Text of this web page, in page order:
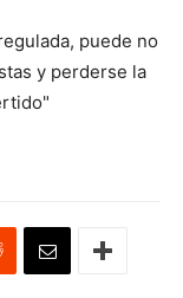
puede no
y perderse la